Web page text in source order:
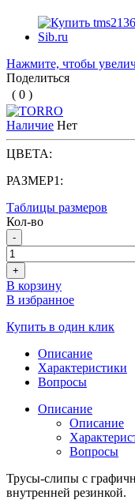
Нажмите, чтобы
Поделиться
( 0 )
Наличие Нет
ЦВЕТА:
РАЗМЕР1:
Таблицы размеров
Кол-во
-
+
В корзину
В избранное
Купить в один клик
Описание
Характеристики
Вопросы
Описание
Описание
Вопросы
Трусы-слипы с
внутренней резинкой.